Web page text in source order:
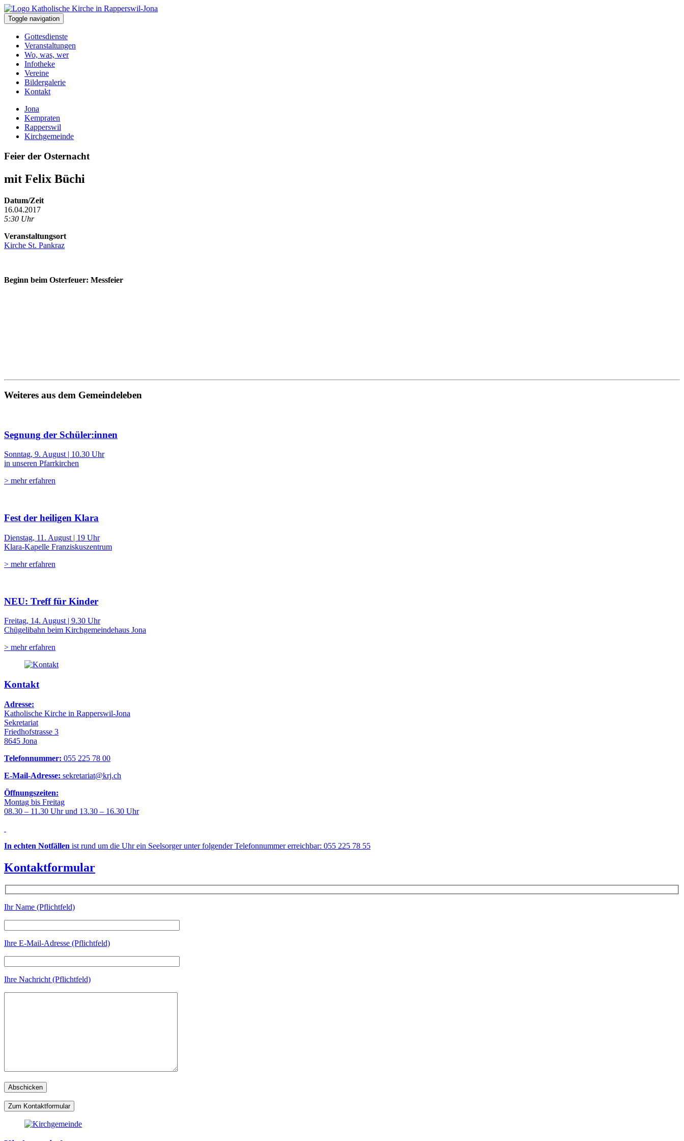
Toggle navigation
Gottesdienste
Veranstaltungen
Wo, was, wer
Infotheke
Vereine
Bildergalerie
Kontakt
Jona
Kempraten
Rapperswil
Kirchgemeinde
Feier der Osternacht
mit Felix Büchi
Datum/Zeit
16.04.2017
5:30 Uhr
Veranstaltungsort
Kirche St. Pankraz
Beginn beim Osterfeuer: Messfeier
Weiteres aus dem Gemeindeleben
Segnung der Schüler:innen
Sonntag, 9. August | 10.30 Uhr
in unseren Pfarrkirchen
> mehr erfahren
Fest der heiligen Klara
Dienstag, 11. August | 19 Uhr
Klara-Kapelle Franziskuszentrum
> mehr erfahren
NEU: Treff für Kinder
Freitag, 14. August | 9.30 Uhr
Chügelibahn beim Kirchgemeindehaus Jona
> mehr erfahren
Kontakt
Adresse:
Katholische Kirche in Rapperswil-Jona
Sekretariat
Friedhofstrasse 3
8645 Jona
Telefonnummer: 055 225 78 00
E-Mail-Adresse: sekretariat@krj.ch
Öffnungszeiten:
Montag bis Freitag
08.30 – 11.30 Uhr und 13.30 – 16.30 Uhr
In echten Notfällen ist rund um die Uhr ein Seelsorger unter folgender Telefonnummer erreichbar: 055 225 78 55
Kontaktformular
Ihr Name (Pflichtfeld)
Ihre E-Mail-Adresse (Pflichtfeld)
Ihre Nachricht (Pflichtfeld)
Zum Kontaktformular